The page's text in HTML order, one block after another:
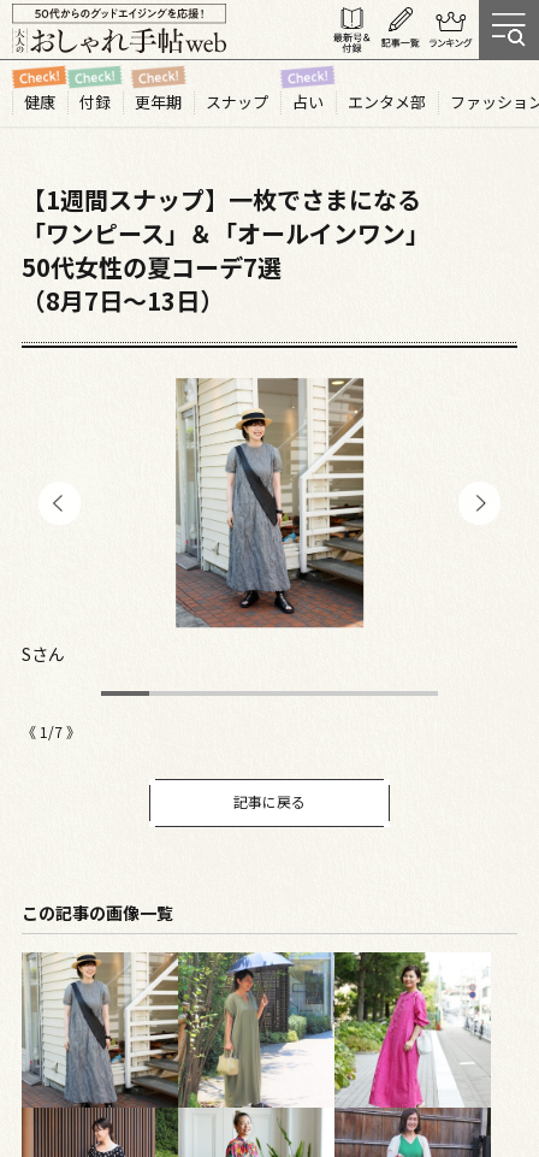
健康 付録 更年期 スナップ 占い エンタメ部 ファッショ
【1週間スナップ】一枚でさまになる
「ワンピース」＆「オールインワン」
50代女性の夏コーデ7選
（8月7日～13日）
Sさん
《 1 /7》
記事に戻る
この記事の画像一覧